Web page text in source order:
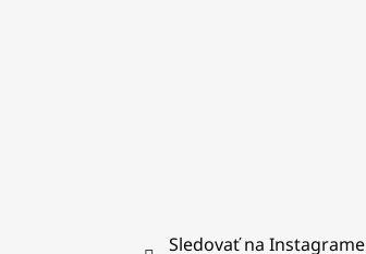
Sledovať na Instagrame